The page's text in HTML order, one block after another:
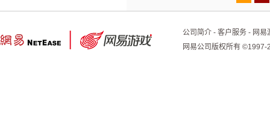
公司简介 - 客户服务 - 网易
网易公司版权所有